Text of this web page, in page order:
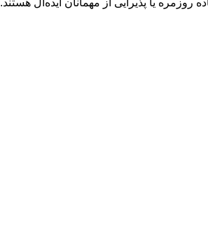
یا پذیرایی از مهمانان ایده‌آل هستند.